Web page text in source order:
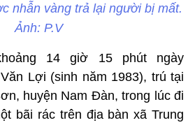
nhẫn vàng trả lại người bị mất.
Ảnh: P.V
14 giờ 15 phút ngày
Lợi (sinh năm 1983), trú tại
huyện Nam Đàn, trong lúc đi
bãi rác trên địa bàn xã Trung